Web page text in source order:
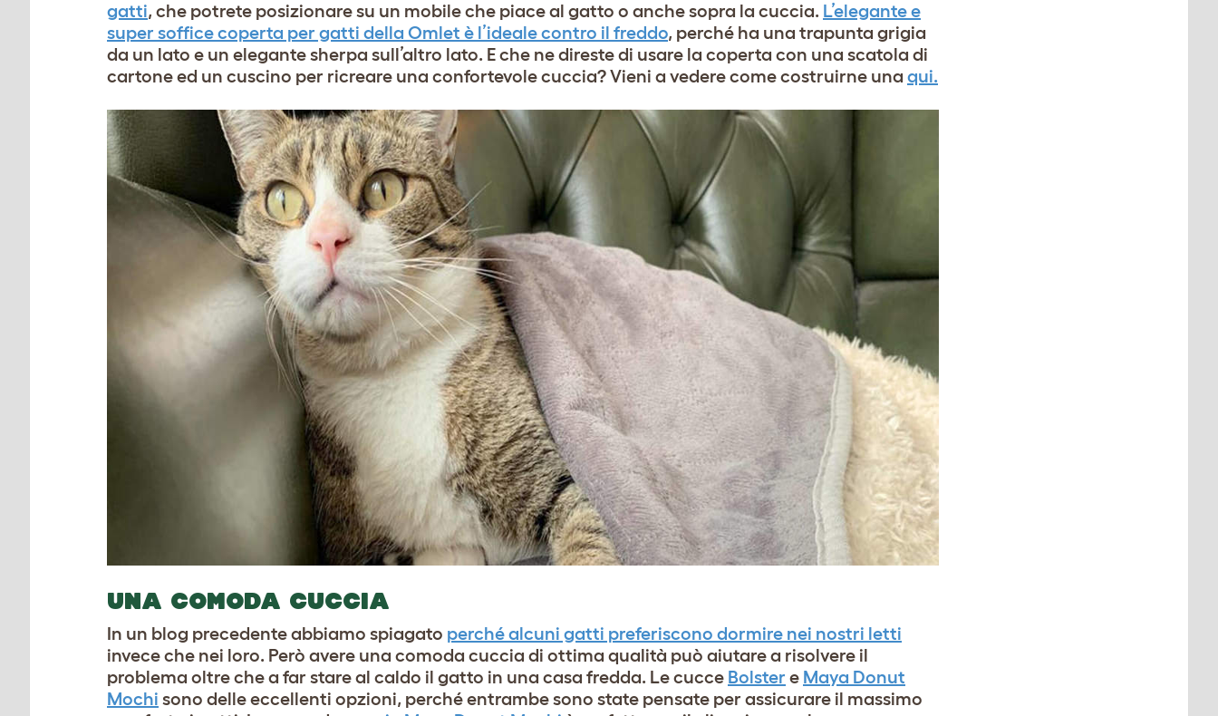
gatti, che potrete posizionare su un mobile che piace al gatto o anche sopra la cuccia. L’elegante e
super soffice coperta per gatti della Omlet è l’ideale contro il freddo, perché ha una trapunta grigia
da un lato e un elegante sherpa sull’altro lato. E che ne direste di usare la coperta con una scatola di
cartone ed un cuscino per ricreare una confortevole cuccia? Vieni a vedere come costruirne una qui.
UNA COMODA CUCCIA
In un blog precedente abbiamo spiagato perché alcuni gatti preferiscono dormire nei nostri letti
invece che nei loro. Però avere una comoda cuccia di ottima qualità può aiutare a risolvere il
problema oltre che a far stare al caldo il gatto in una casa fredda. Le cucce Bolster e Maya Donut
Mochi sono delle eccellenti opzioni, perché entrambe sono state pensate per assicurare il massimo